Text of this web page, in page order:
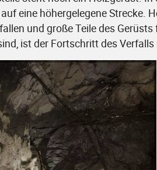
eine höhergelegene Strecke.
und große Teile des
ist der Fortschritt des